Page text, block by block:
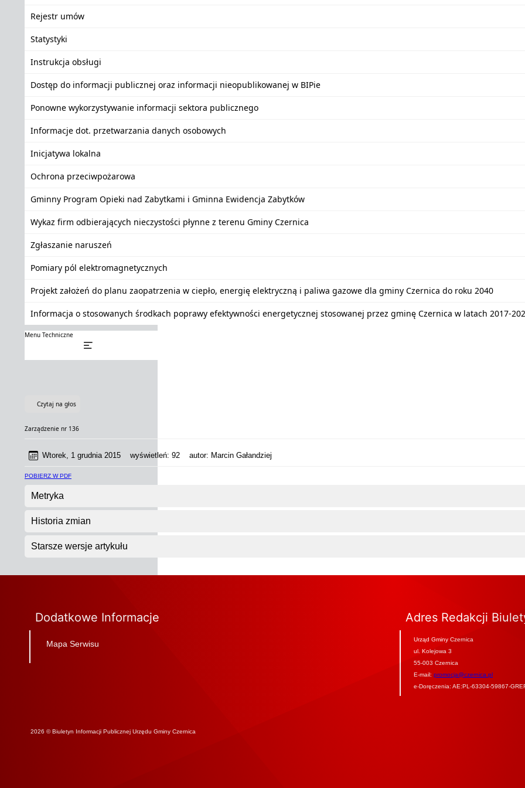
Rejestr umów
Statystyki
Instrukcja obsługi
Dostęp do informacji publicznej oraz informacji nieopublikowanej w BIPie
Ponowne wykorzystywanie informacji sektora publicznego
Informacje dot. przetwarzania danych osobowych
Inicjatywa lokalna
Ochrona przeciwpożarowa
Gminny Program Opieki nad Zabytkami i Gminna Ewidencja Zabytków
Wykaz firm odbierających nieczystości płynne z terenu Gminy Czernica
Zgłaszanie naruszeń
Pomiary pól elektromagnetycznych
Projekt założeń do planu zaopatrzenia w ciepło, energię elektryczną i paliwa gazowe dla gminy Czernica do roku 2040
Informacja o stosowanych środkach poprawy efektywności energetycznej stosowanej przez gminę Czernica w latach 2017-
Menu Techniczne
Czytaj na głos
Zarządzenie nr 136
Wtorek, 1 grudnia 2015 wyświetleń: 92 autor: Marcin Gałandziej
POBIERZ W PDF
Metryka
Historia zmian
Starsze wersje artykułu
Dodatkowe Informacje
Mapa Serwisu
Adres Redakcji
Urząd Gminy Czernica
ul. Kolejowa 3
55-003 Czernica
E-mail: promocja@czernica.pl
e-Doręczenia: AE:PL-63304-59867-
2026 © Biuletyn Informacji Publicznej Urzędu Gminy Czernica